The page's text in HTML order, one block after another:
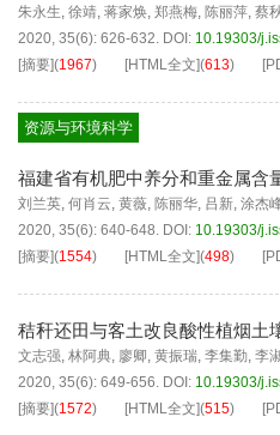
朱永生, 徐靖, 蒋家焕, 郑燕梅, 陈丽萍, 蔡
2020, 35(6): 626-632. DOI: 10.19303/
[摘要](1967) [HTML全文](613)
资源与环境科学
福建省有机肥中养分和重金属含
刘兰英, 何肖云, 黄薇, 陈丽华, 吕新, 涂杰
2020, 35(6): 640-648. DOI: 10.19303/
[摘要](1554) [HTML全文](498)
秸秆还田与客土改良酸性植烟土
文志强, 林阿典, 廖卿, 黄振瑞, 李集勤, 李
2020, 35(6): 649-656. DOI: 10.19303/
[摘要](1572) [HTML全文](515)